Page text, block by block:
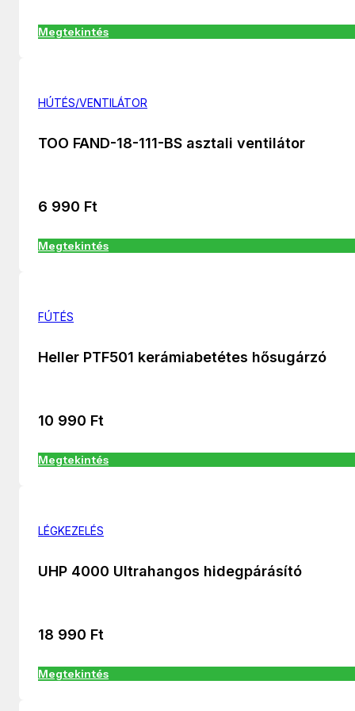
Megtekintés
HÚTÉS/VENTILÁTOR
TOO FAND-18-111-BS asztali ventilátor
6 990 Ft
Megtekintés
FÚTÉS
Heller PTF501 kerámiabetétes hősugárzó
10 990 Ft
Megtekintés
LÉGKEZELÉS
UHP 4000 Ultrahangos hidegpárásító
18 990 Ft
Megtekintés